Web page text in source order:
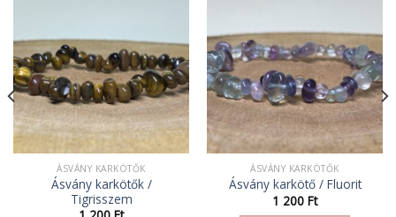
ÁSVÁNY KARKÖTŐK
Ásvány karkötők /
Tigrisszem
ÁSVÁNY KARKÖTŐK
Ásvány karkötő / Fluorit
1 200 Ft